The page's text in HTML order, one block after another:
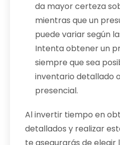
da mayor certeza
mientras que un
puede variar según
Intenta obtener un
siempre que sea
inventario detallado
presencial.
Al invertir tiempo en
detallados y realizar